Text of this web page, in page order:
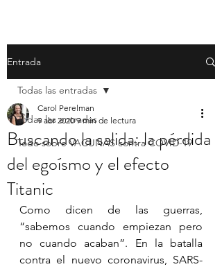
Entrada
Todas las entradas
Todo sobre VACUNAS contra COVID-19
Todas las entradas
Buscando la salida: la pérdida
del egoísmo y el efecto
Titanic
Carol Perelman
9 abr 2020 9 min de lectura
Como dicen de las guerras,
“sabemos cuando empiezan pero
no cuando acaban”. En la batalla
contra el nuevo coronavirus, SARS-